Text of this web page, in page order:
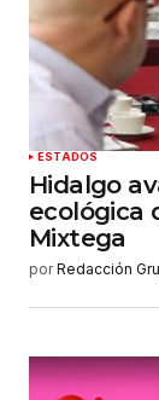
ESTADOS
Hidalgo
ecológica
Mixtega
por Redacción